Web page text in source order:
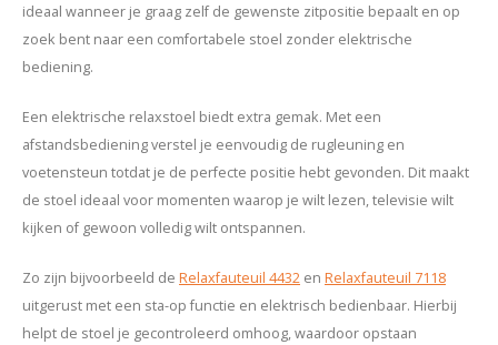
ideaal wanneer je graag zelf de gewenste zitpositie bepaalt en op
zoek bent naar een comfortabele stoel zonder elektrische
bediening.
Een elektrische relaxstoel biedt extra gemak. Met een
afstandsbediening verstel je eenvoudig de rugleuning en
voetensteun totdat je de perfecte positie hebt gevonden. Dit maakt
de stoel ideaal voor momenten waarop je wilt lezen, televisie wilt
kijken of gewoon volledig wilt ontspannen.
Zo zijn bijvoorbeeld de Relaxfauteuil 4432 en Relaxfauteuil 7118
uitgerust met een sta-op functie en elektrisch bedienbaar. Hierbij
helpt de stoel je gecontroleerd omhoog, waardoor opstaan